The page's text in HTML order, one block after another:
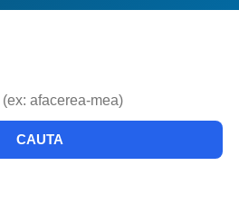
CAUTA